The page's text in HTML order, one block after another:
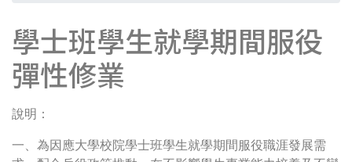
學士班學生就學期間服役
彈性修業
說明：
一、為因應大學校院學士班學生就學期間服役職涯發展需